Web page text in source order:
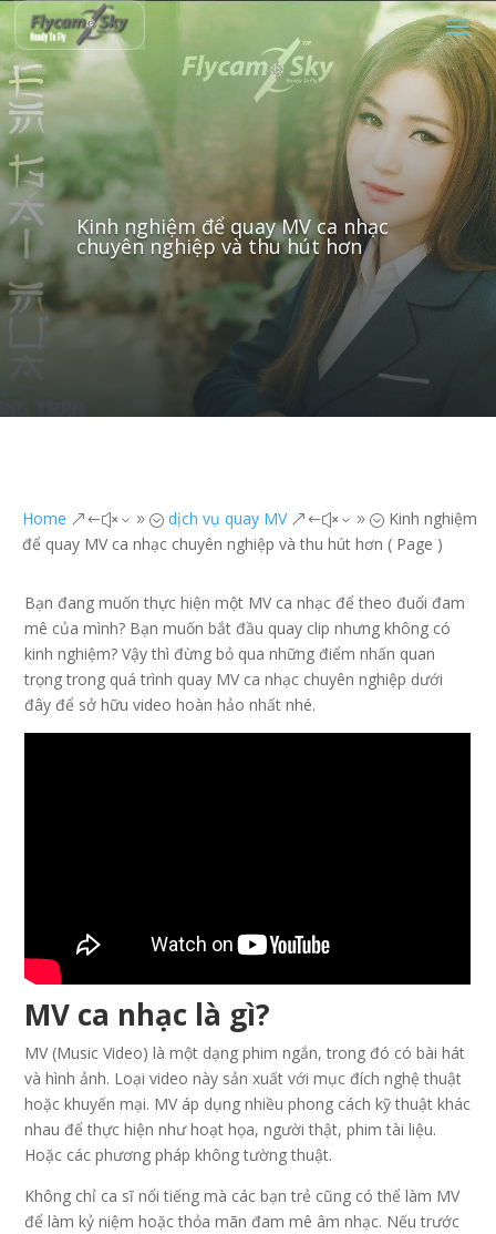
Kinh nghiệm để quay MV ca nhạc
chuyên nghiệp và thu hút hơn
Home &#x39; dịch vụ quay MV &#x39; Kinh nghiệm
để quay MV ca nhạc chuyên nghiệp và thu hút hơn ( Page )
Bạn đang muốn thực hiện một MV ca nhạc để theo đuổi đam
mê của mình? Bạn muốn bắt đầu quay clip nhưng không có
kinh nghiệm? Vậy thì đừng bỏ qua những điểm nhấn quan
trọng trong quá trình quay MV ca nhạc chuyên nghiệp dưới
đây để sở hữu video hoàn hảo nhất nhé.
MV ca nhạc là gì?
MV (Music Video) là một dạng phim ngắn, trong đó có bài hát
và hình ảnh. Loại video này sản xuất với mục đích nghệ thuật
hoặc khuyến mại. MV áp dụng nhiều phong cách kỹ thuật khác
nhau để thực hiện như hoạt họa, người thật, phim tài liệu.
Hoặc các phương pháp không tường thuật.
Không chỉ ca sĩ nổi tiếng mà các bạn trẻ cũng có thể làm MV
để làm kỷ niệm hoặc thỏa mãn đam mê âm nhạc. Nếu trước